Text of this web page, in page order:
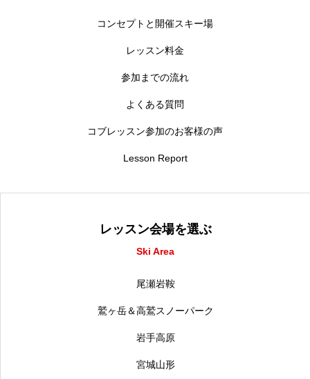
コンセプトと開催スキー場
レッスン料金
参加までの流れ
よくある質問
コブレッスン参加のお客様の声
Lesson Report
レッスン会場を選ぶ
Ski Area
尾瀬岩鞍
鷲ヶ岳＆高鷲スノーパーク
岩手高原
宮城山形